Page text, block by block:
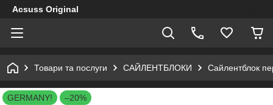
Acsuss Original
Товари та послуги САЙЛЕНТБЛОКИ Сайлентблок
GERMANY! –20%